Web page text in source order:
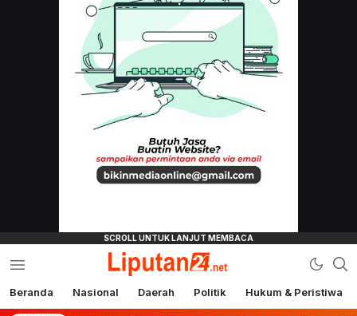
liputan24.net
Beranda Nasional Daerah Politik Hukum & Peristiwa